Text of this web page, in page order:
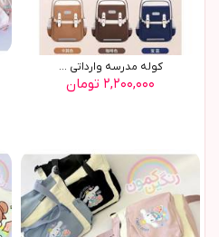
کوله مدرسه وارداتی ...
۲,۲۰۰,۰۰۰ تومان